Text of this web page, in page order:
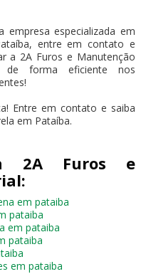
especializada em
entre em contato e
a 2A Furos e Manutenção
de forma eficiente nos
Entre em contato e saiba
em Pataíba.
2A Furos e
em pataiba
pataiba
em pataiba
pataiba
em pataiba